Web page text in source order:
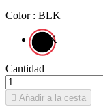
Color : BLK
BLK
Cantidad
 Añadir a la cesta